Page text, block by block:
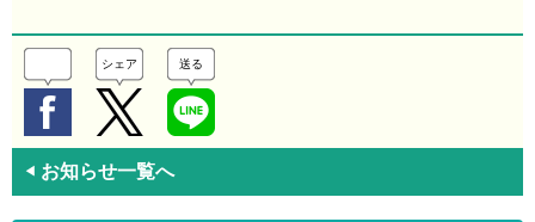
シェア 送る
◀ お知らせ一覧へ